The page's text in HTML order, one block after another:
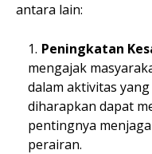
antara lain:
Peningkatan
mengajak
dalam aktivitas
diharapkan dapat
pentingnya
perairan.